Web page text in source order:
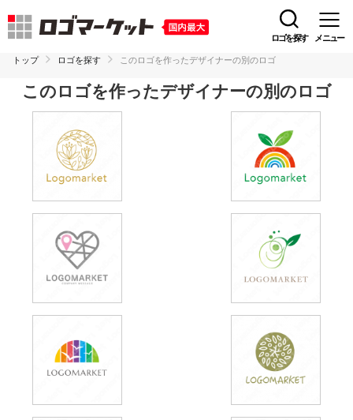
ロゴを探す メニュー
トップ ロゴを探す このロゴを作ったデザイナーの別のロゴ
このロゴを作ったデザイナーの別のロゴ